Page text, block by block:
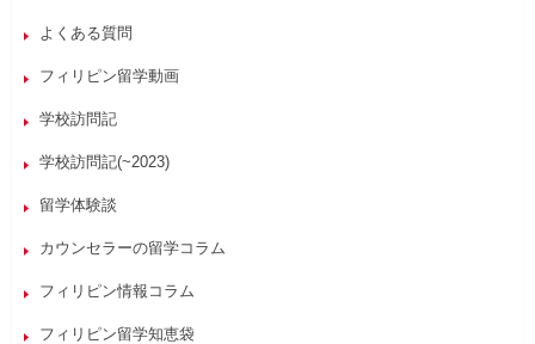
よくある質問
フィリピン留学動画
学校訪問記
学校訪問記(~2023)
留学体験談
カウンセラーの留学コラム
フィリピン情報コラム
フィリピン留学知恵袋